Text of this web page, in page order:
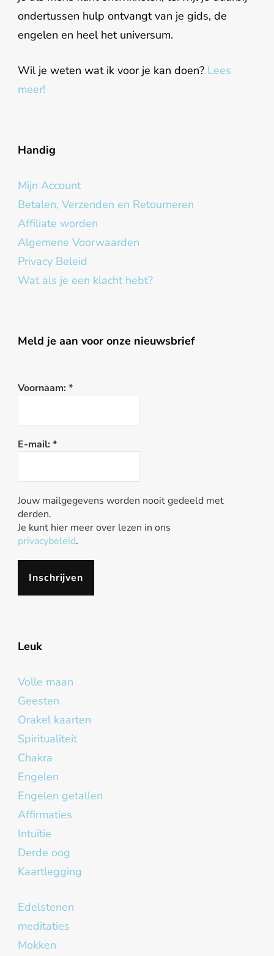
ondertussen hulp ontvangt van je gids, de
engelen en heel het universum.
Wil je weten wat ik voor je kan doen? Lees
meer!
Handig
Mijn Account
Betalen, Verzenden en Retourneren
Affiliate worden
Algemene Voorwaarden
Privacy Beleid
Wat als je een klacht hebt?
Meld je aan voor onze nieuwsbrief
Voornaam: *
E-mail: *
Jouw mailgegevens worden nooit gedeeld met
derden.
Je kunt hier meer over lezen in ons
privacybeleid.
Leuk
Volle maan
Geesten
Orakel kaarten
Spiritualiteit
Chakra
Engelen
Engelen getallen
Affirmaties
Intuïtie
Derde oog
Kaartlegging
Edelstenen
meditaties
Mokken